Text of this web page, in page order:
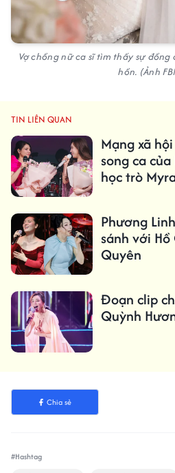
Vợ chồng nữ ca sĩ tìm thấy sự
hồn. (Ảnh
TIN LIÊN QUAN
Mạng xã
song ca
học trò
Phương
sánh với
Quyên
Đoạn clip
Quỳnh
Chia sẻ
#Hashtag